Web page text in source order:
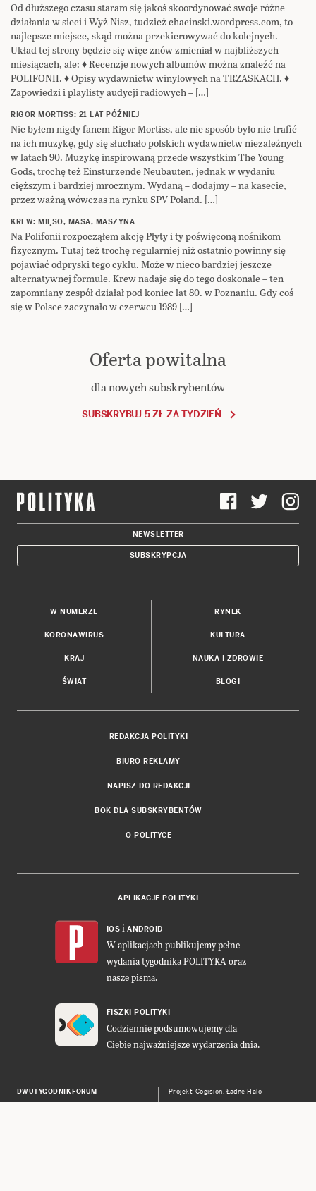
Od dłuższego czasu staram się jakoś skoordynować swoje różne
działania w sieci i Wyż Nisz, tudzież chacinski.wordpress.com, to
najlepsze miejsce, skąd można przekierowywać do kolejnych.
Układ tej strony będzie się więc znów zmieniał w najbliższych
miesiącach, ale: ♦ Recenzje nowych albumów można znaleźć na
POLIFONII. ♦ Opisy wydawnictw winylowych na TRZASKACH. ♦
Zapowiedzi i playlisty audycji radiowych – […]
RIGOR MORTISS: 21 LAT PÓŹNIEJ
Nie byłem nigdy fanem Rigor Mortiss, ale nie sposób było nie trafić
na ich muzykę, gdy się słuchało polskich wydawnictw niezależnych
w latach 90. Muzykę inspirowaną przede wszystkim The Young
Gods, trochę też Einsturzende Neubauten, jednak w wydaniu
cięższym i bardziej mrocznym. Wydaną – dodajmy – na kasecie,
przez ważną wówczas na rynku SPV Poland. […]
KREW: MIĘSO, MASA, MASZYNA
Na Polifonii rozpocząłem akcję Płyty i ty poświęconą nośnikom
fizycznym. Tutaj też trochę regularniej niż ostatnio powinny się
pojawiać odpryski tego cyklu. Może w nieco bardziej jeszcze
alternatywnej formule. Krew nadaje się do tego doskonale – ten
zapomniany zespół działał pod koniec lat 80. w Poznaniu. Gdy coś
się w Polsce zaczynało w czerwcu 1989 […]
Oferta powitalna
dla nowych subskrybentów
SUBSKRYBUJ 5 ZŁ ZA TYDZIEŃ
NEWSLETTER
SUBSKRYPCJA
W NUMERZE
KORONAWIRUS
KRAJ
ŚWIAT
RYNEK
KULTURA
NAUKA I ZDROWIE
BLOGI
REDAKCJA POLITYKI
BIURO REKLAMY
NAPISZ DO REDAKCJI
BOK DLA SUBSKRYBENTÓW
O POLITYCE
APLIKACJE POLITYKI
IOS i ANDROID
W aplikacjach publikujemy pełne
wydania tygodnika POLITYKA oraz
nasze pisma.
FISZKI POLITYKI
Codziennie podsumowujemy dla
Ciebie najważniejsze wydarzenia dnia.
DWUTYGODNIK FORUM Projekt:Cogision, Ładne Halo